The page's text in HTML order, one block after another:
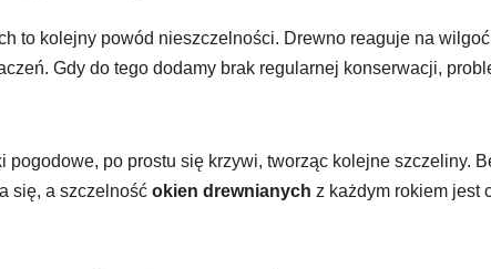
to kolejny powód nieszczelności. Drewno reaguje na
Gdy do tego dodamy brak regularnej konserwacji,
pogodowe, po prostu się krzywi, tworząc kolejne szczeliny.
się, a szczelność okien drewnianych z każdym rokiem jest